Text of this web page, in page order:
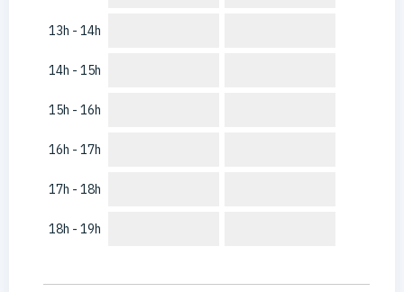
13h - 14h
14h - 15h
15h - 16h
16h - 17h
17h - 18h
18h - 19h